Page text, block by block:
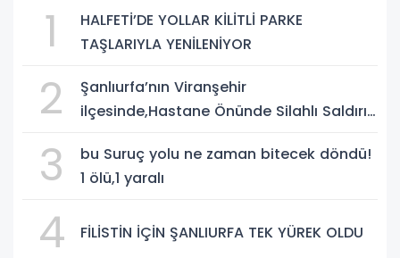
1
HALFETİ’DE YOLLAR KİLİTLİ PARKE
TAŞLARIYLA YENİLENİYOR
2
Şanlıurfa’nın Viranşehir
ilçesinde,Hastane Önünde Silahlı Saldırı:
3
bu Suruç yolu ne zaman bitecek döndü!
1 ölü,1 yaralı
4 FİLİSTİN İÇİN ŞANLIURFA TEK YÜREK OLDU